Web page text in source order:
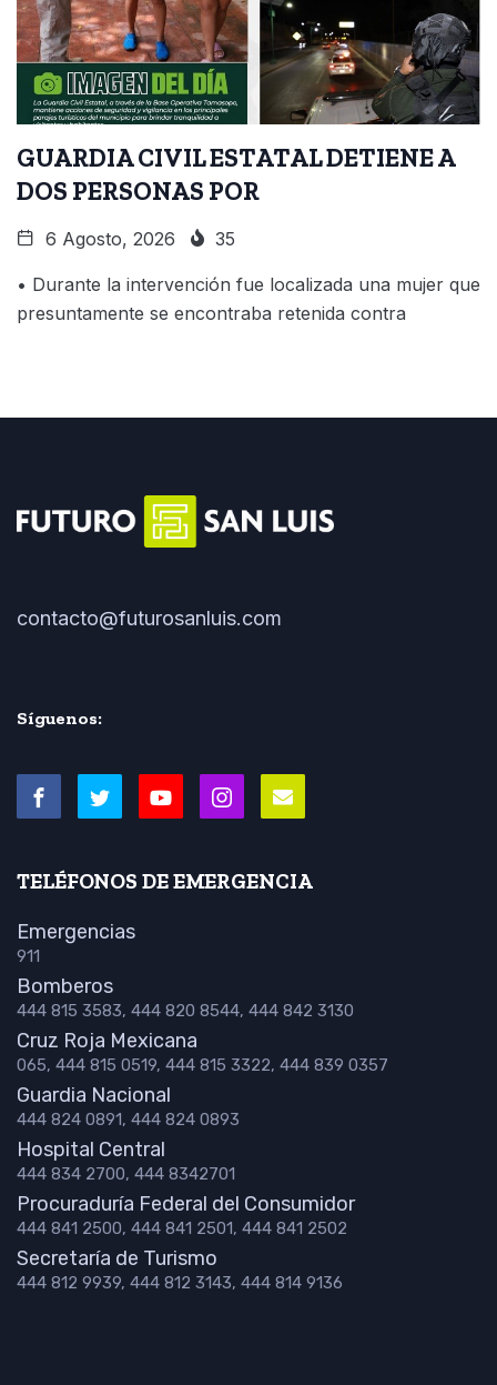
GUARDIA CIVIL ESTATAL DETIENE A
DOS PERSONAS POR
6 Agosto, 2026 35
• Durante la intervención fue localizada una mujer que
presuntamente se encontraba retenida contra
contacto@futurosanluis.com
Síguenos:
TELÉFONOS DE EMERGENCIA
Emergencias
911
Bomberos
444 815 3583, 444 820 8544, 444 842 3130
Cruz Roja Mexicana
065, 444 815 0519, 444 815 3322, 444 839 0357
Guardia Nacional
444 824 0891, 444 824 0893
Hospital Central
444 834 2700, 444 8342701
Procuraduría Federal del Consumidor
444 841 2500, 444 841 2501, 444 841 2502
Secretaría de Turismo
444 812 9939, 444 812 3143, 444 814 9136